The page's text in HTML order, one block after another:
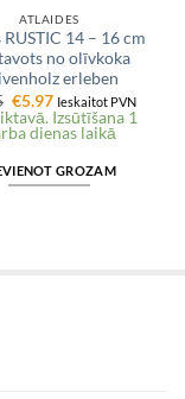
ATLAIDES
RUSTIC 14 – 16 cm
no olīvkoka
erleben
Original
price
was:
€5.97Current
price
is:
Ieskaitot PVN
Izsūtīšana 1
dienas laikā
GROZAM